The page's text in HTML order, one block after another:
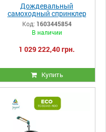
Дождевальный
самоходный спринклер
Irriforce Ultra TD3500-400
Код: 1603445854
В наличии
1 029 222,40 грн.
Купить